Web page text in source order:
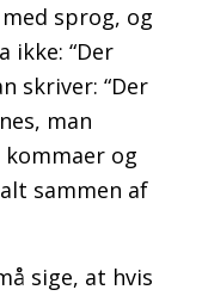
sprog, og
ikke: “Der
skriver: “Der
man
og
sammen af
sige, at hvis